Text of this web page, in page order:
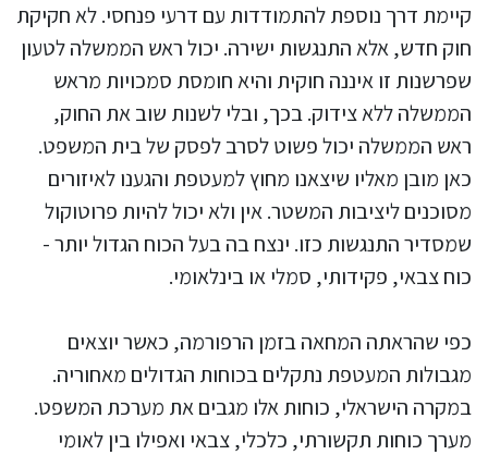
קיימת דרך נוספת להתמודדות עם דרעי פנחסי. לא חקיקת
חוק חדש, אלא התנגשות ישירה. יכול ראש הממשלה לטעון
שפרשנות זו איננה חוקית והיא חומסת סמכויות מראש
הממשלה ללא צידוק. בכך, ובלי לשנות שוב את החוק,
ראש הממשלה יכול פשוט לסרב לפסק של בית המשפט.
כאן מובן מאליו שיצאנו מחוץ למעטפת והגענו לאיזורים
מסוכנים ליציבות המשטר. אין ולא יכול להיות פרוטוקול
שמסדיר התנגשות כזו. ינצח בה בעל הכוח הגדול יותר -
כוח צבאי, פקידותי, סמלי או בינלאומי.
כפי שהראתה המחאה בזמן הרפורמה, כאשר יוצאים
מגבולות המעטפת נתקלים בכוחות הגדולים מאחוריה.
במקרה הישראלי, כוחות אלו מגבים את מערכת המשפט.
מערך כוחות תקשורתי, כלכלי, צבאי ואפילו בין לאומי